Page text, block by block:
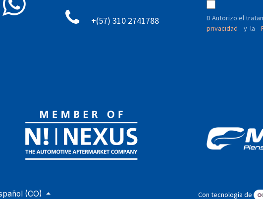
+(57) 310 2741788 D Autorizo ​​el
privacidad
y la
(CO) Con tecnología de